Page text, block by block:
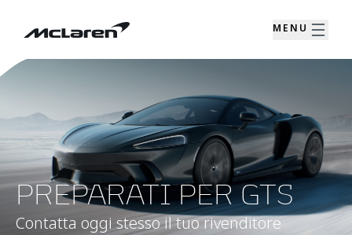
MENU
PREPARATI PER GTS
Contatta oggi stesso il tuo rivenditore